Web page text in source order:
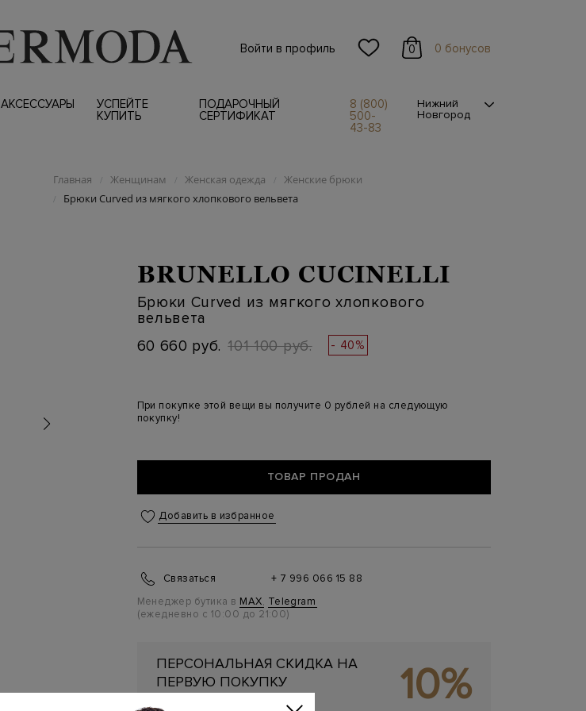
Войти в профиль 0 0 бонусов
АКСЕССУАРЫ
УСПЕЙТЕ
КУПИТЬ
ПОДАРОЧНЫЙ
СЕРТИФИКАТ
8 (800)
500-
43-83
Нижний
Новгород
Главная / Женщинам / Женская одежда / Женские брюки
/ Брюки Curved из мягкого хлопкового вельвета
BRUNELLO CUCINELLI
Брюки Curved из мягкого хлопкового
вельвета
60 660 руб. 101 100 руб. - 40%
При покупке этой вещи вы получите 0 рублей на следующую
покупку!
ТОВАР ПРОДАН
Добавить в избранное
Связаться
+ 7 996 066 15 88
Менеджер бутика в MAX, Telegram
(ежедневно с 10:00 до 21:00)
ПЕРСОНАЛЬНАЯ СКИДКА НА
ПЕРВУЮ ПОКУПКУ
Подробнее 10%